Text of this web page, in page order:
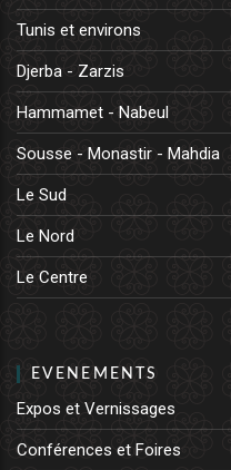
Tunis et environs
Djerba - Zarzis
Hammamet - Nabeul
Sousse - Monastir - Mahdia
Le Sud
Le Nord
Le Centre
EVENEMENTS
Expos et Vernissages
Conférences et Foires